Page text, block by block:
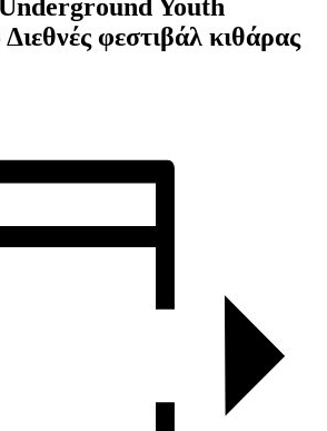
Youth
φεστιβάλ κιθάρας